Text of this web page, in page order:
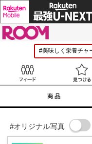
商品
#オリジナル写真